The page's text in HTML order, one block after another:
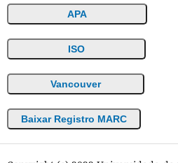
APA
ISO
Vancouver
Baixar Registro MARC